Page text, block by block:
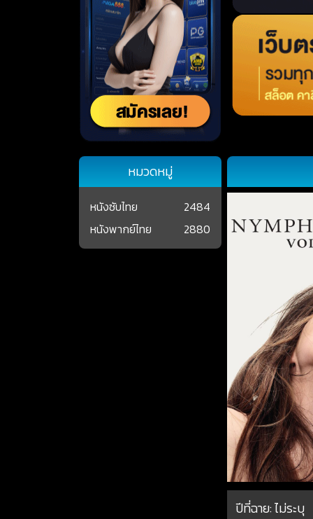
ปีที่ฉาย:ไม่ระบุ
หมวดหมู่
หนังซับไทย
2484
หนังพากย์ไทย
2880